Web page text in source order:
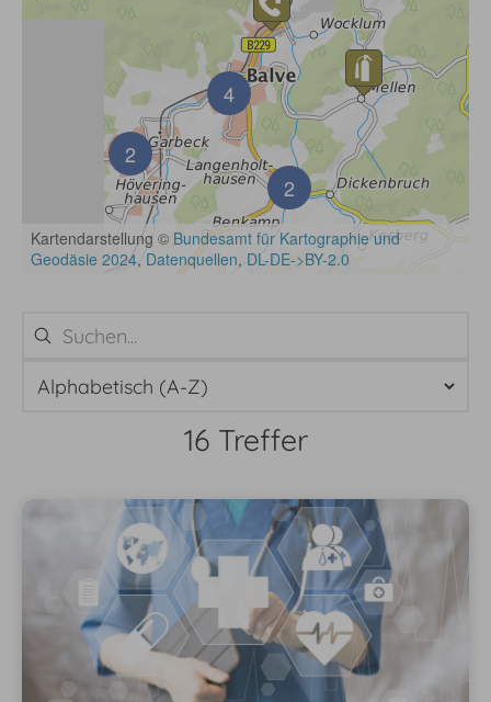
16 Treffer
16 Ergebnisse gefunden